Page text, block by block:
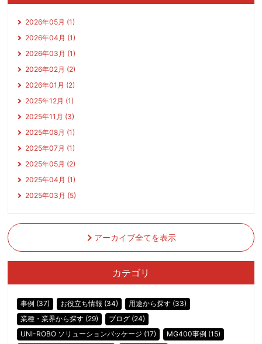
2026年05月 (1)
2026年04月 (1)
2026年03月 (1)
2026年02月 (2)
2026年01月 (2)
2025年12月 (1)
2025年11月 (3)
2025年08月 (1)
2025年07月 (1)
2025年05月 (2)
2025年04月 (1)
2025年03月 (5)
アーカイブ全てを表示
カテゴリ
事例 (37) お役立ち情報 (34)
用途から探す (33)
業種・業界から探す (29)
ブログ (24)
UNI-ROBO ソリューションパッケージ (17)
MG400事例 (15)